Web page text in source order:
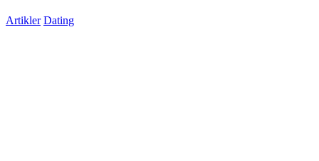
Artikler Dating